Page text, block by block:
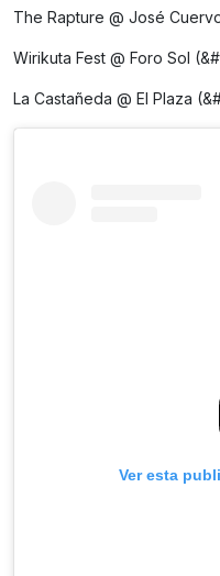
The Rapture @ José
Wirikuta Fest @ Foro Sol
La Castañeda @ El Plaza
Ver esta